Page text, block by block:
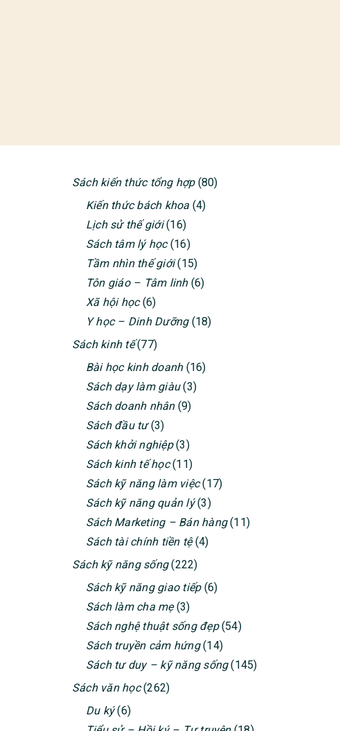
PRIMARY
SIDEBAR
Sách kiến thức tổng hợp(80)
Kiến thức bách khoa (4)
Lịch sử thế giới(16)
Sách tâm lý học(16)
Tầm nhìn thế giới(15)
Tôn giáo – Tâm linh(6)
Xã hội học(6)
Y học – Dinh Dưỡng(18)
Sách kinh tế(77)
Bài học kinh doanh(16)
Sách dạy làm giàu(3)
Sách doanh nhân(9)
Sách đầu tư(3)
Sách khởi nghiệp(3)
Sách kinh tế học(11)
Sách kỹ năng làm việc(17)
Sách kỹ năng quản lý(3)
Sách Marketing – Bán hàng(11)
Sách tài chính tiền tệ(4)
Sách kỹ năng sống(222)
Sách kỹ năng giao tiếp(6)
Sách làm cha mẹ(3)
Sách nghệ thuật sống đẹp(54)
Sách truyền cảm hứng(14)
Sách tư duy – kỹ năng sống(145)
Sách văn học(262)
Du ký(6)